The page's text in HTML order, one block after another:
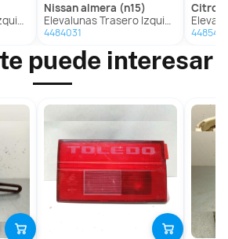
nissanalmera (n15)
Elevalunas Trasero Izquierdo Para Nissan Almera
4484031
Elevalunas
puede interesar